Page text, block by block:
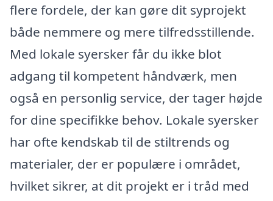
flere fordele, der kan gøre dit syprojekt
både nemmere og mere tilfredsstillende.
Med lokale syersker får du ikke blot
adgang til kompetent håndværk, men
også en personlig service, der tager højde
for dine specifikke behov. Lokale syersker
har ofte kendskab til de stiltrends og
materialer, der er populære i området,
hvilket sikrer, at dit projekt er i tråd med